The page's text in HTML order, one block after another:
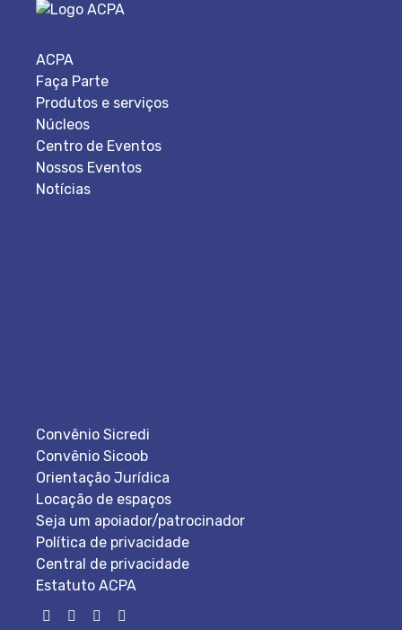
ACPA
Faça Parte
Produtos e serviços
Núcleos
Centro de Eventos
Nossos Eventos
Notícias
Convênio Sicredi
Convênio Sicoob
Orientação Jurídica
Locação de espaços
Seja um apoiador/patrocinador
Política de privacidade
Central de privacidade
Estatuto ACPA